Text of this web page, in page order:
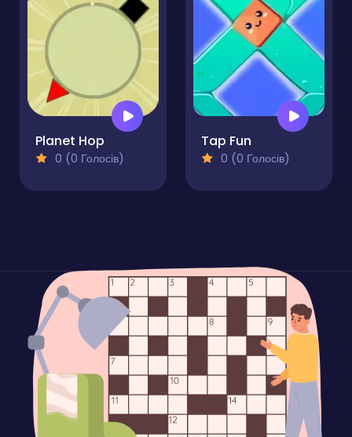
Planet Hop
0 (0 Голосів)
Tap Fun
0 (0 Голосів)